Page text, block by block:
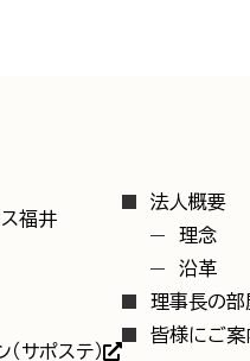
福井
サポステ）
法人概要
理念
沿革
理事長の部
皆様にご案